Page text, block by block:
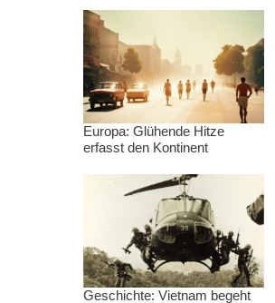
Europa: Glühende Hitze
erfasst den Kontinent
Geschichte: Vietnam begeht